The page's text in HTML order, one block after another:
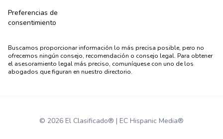
Preferencias de
consentimiento
Buscamos proporcionar información lo más precisa posible, pero no
ofrecemos ningún consejo, recomendación o consejo legal. Para obtener
el asesoramiento legal más preciso, comuníquese con uno de los
abogados que figuran en nuestro directorio.
© 2026 El Clasificado® | EC Hispanic Media®